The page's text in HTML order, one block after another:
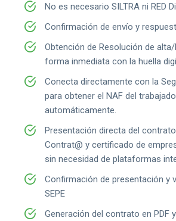
No es necesario SILTRA ni RED
Confirmación de envío y
Obtención de Resolución de alta/
forma inmediata con la huella
Conecta directamente con la
para obtener el NAF del
automáticamente.
Presentación directa del
Contrat@ y certificado de
sin necesidad de plataformas
Confirmación de presentación y
SEPE
Generación del contrato en PDF